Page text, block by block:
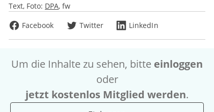
Text, Foto: DPA fw
Facebook
Twitter LinkedIn
Um die Inhalte zu sehen, bitte einloggen
oder
jetzt kostenlos Mitglied werden.